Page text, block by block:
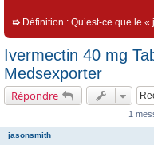
➯ Définition : Qu’est-ce que le
Ivermectin 40 mg
Medsexporter
Répondre
1
jasonsmith